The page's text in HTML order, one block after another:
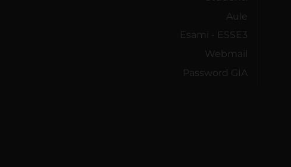
Aule
Esami - ESSE3
Webmail
Password GIA